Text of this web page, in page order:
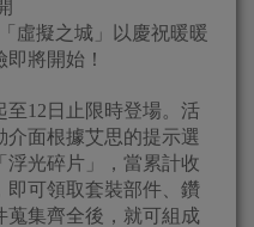
虛擬之城」以慶祝暖暖
將開始！
12日止限時登場。活
面根據艾思的提示選
浮光碎片」，當累計收
即可領取套裝部件、鑽
蒐集齊全後，就可組成